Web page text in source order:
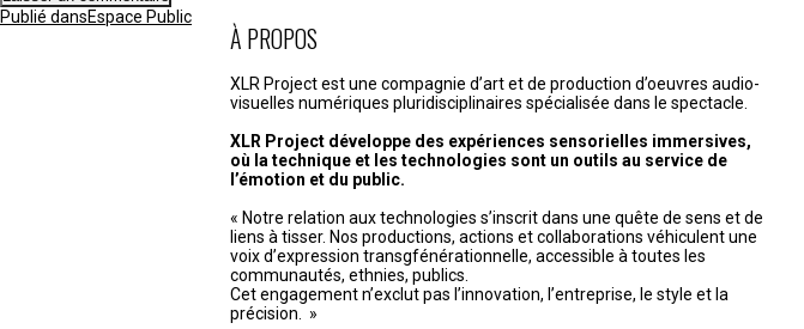
Navigation
de
Publié dansEspace Public
À PROPOS
XLR Project est une compagnie d’art et de production d’oeuvres audio-
visuelles numériques pluridisciplinaires spécialisée dans le spectacle.
XLR Project développe des expériences sensorielles immersives,
où la technique et les technologies sont un outils au service de
l’émotion et du public.
« Notre relation aux technologies s’inscrit dans une quête de sens et de
liens à tisser. Nos productions, actions et collaborations véhiculent une
voix d’expression transgfénérationnelle, accessible à toutes les
communautés, ethnies, publics.
Cet engagement n’exclut pas l’innovation, l’entreprise, le style et la
précision. »